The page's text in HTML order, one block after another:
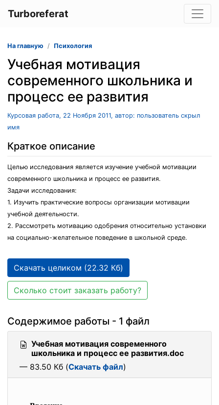
Turboreferat
На главную Психология
Учебная мотивация
современного школьника и
процесс ее развития
Курсовая работа, 22 Ноября 2011, автор: пользователь скрыл
имя
Краткое описание
Целью исследования является изучение учебной мотивации
современного школьника и процесс ее развития.
Задачи исследования:
1. Изучить практические вопросы организации мотивации
учебной деятельности.
2. Рассмотреть мотивацию одобрения относительно установки
на социально-желательное поведение в школьной среде.
Скачать целиком (22.32 Кб)
Сколько стоит заказать работу?
Содержимое работы - 1 файл
Учебная мотивация современного
школьника и процесс ее развития.doc
— 83.50 Кб (Скачать файл)